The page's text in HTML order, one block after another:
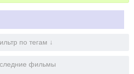
по тегам ↓
фильмы